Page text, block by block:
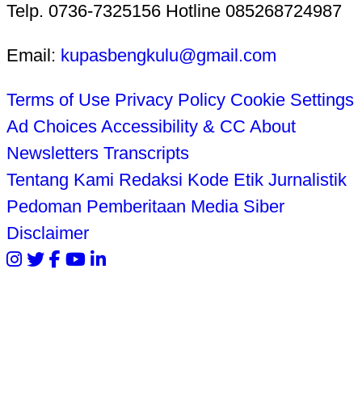
Telp. 0736-7325156 Hotline 085268724987
Email: kupasbengkulu@gmail.com
Terms of Use Privacy Policy Cookie Settings
Ad Choices Accessibility & CC About
Newsletters Transcripts
Tentang Kami Redaksi Kode Etik Jurnalistik
Pedoman Pemberitaan Media Siber
Disclaimer